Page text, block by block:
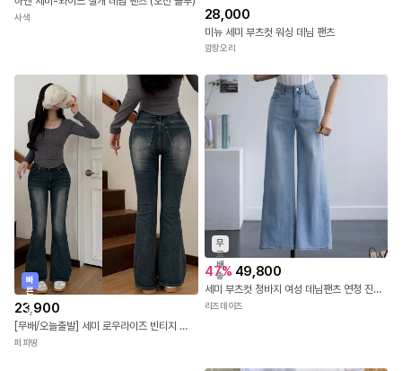
하엔 세미-와이드 절개 데님 팬츠 (오션 블루)
사색 28,000
미뉴 세미 부츠컷 워싱 데님 팬츠
깜장오리
빠
른
출
발
23,900
[무배/오늘출발] 세미 로우라이즈 빈티지 무드 롱 부츠컷 워싱 데님 팬츠 2color no.299
퍼피띵
무
료
배
송
47% 49,800
세미 부츠컷 청바지 여성 데님팬츠 연청 진청 히든밴딩 케이드
리즈데이즈